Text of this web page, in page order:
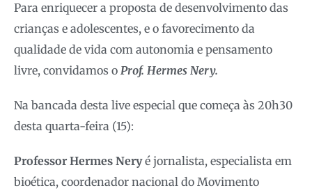
Para enriquecer a proposta de desenvolvimento das
crianças e adolescentes, e o favorecimento da
qualidade de vida com autonomia e pensamento
livre, convidamos o Prof. Hermes Nery.
Na bancada desta live especial que começa às 20h30
desta quarta-feira (15):
Professor Hermes Neryé jornalista, especialista em
bioética, coordenador nacional do Movimento